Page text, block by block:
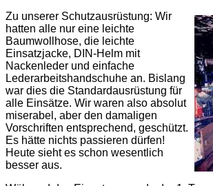
Zu unserer Schutzausrüstung: Wir
hatten alle nur eine leichte
Baumwollhose, die leichte
Einsatzjacke, DIN-Helm mit
Nackenleder und einfache
Lederarbeitshandschuhe an. Bislang
war dies die Standardausrüstung für
alle Einsätze. Wir waren also absolut
miserabel, aber den damaligen
Vorschriften entsprechend, geschützt.
Es hätte nichts passieren dürfen!
Heute sieht es schon wesentlich
besser aus.